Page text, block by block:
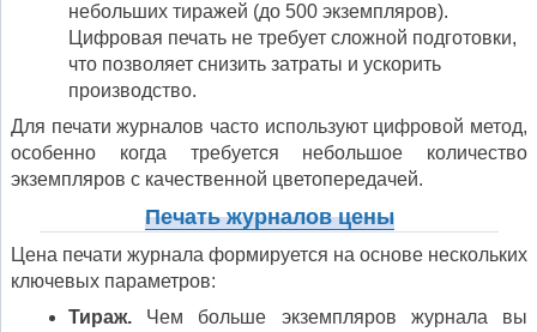
небольших тиражей (до 500 экземпляров).
Цифровая печать не требует сложной подготовки,
что позволяет снизить затраты и ускорить
производство.
Для печати журналов часто используют цифровой метод,
особенно когда требуется небольшое количество
экземпляров с качественной цветопередачей.
Печать журналов цены
Цена печати журнала формируется на основе нескольких
ключевых параметров:
Тираж. Чем больше экземпляров журнала вы